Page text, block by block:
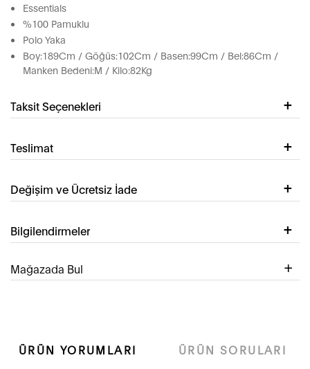
Essentials
%100 Pamuklu
Polo Yaka
Boy:189Cm / Göğüs:102Cm / Basen:99Cm / Bel:86Cm /
Manken Bedeni:M / Kilo:82Kg
Taksit Seçenekleri
Teslimat
Değişim ve Ücretsiz İade
Bilgilendirmeler
Mağazada Bul
ÜRÜN YORUMLARI ÜRÜN SORULARI